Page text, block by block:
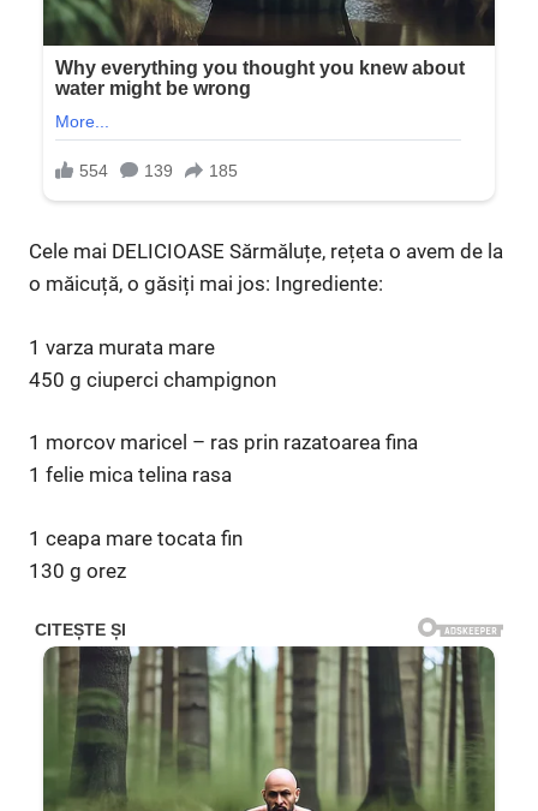
Cele mai DELICIOASE Sărmăluțe, rețeta o avem de la
o măicuță, o găsiți mai jos: Ingrediente:
1 varza murata mare
450 g ciuperci champignon
1 morcov maricel – ras prin razatoarea fina
1 felie mica telina rasa
1 ceapa mare tocata fin
130 g orez